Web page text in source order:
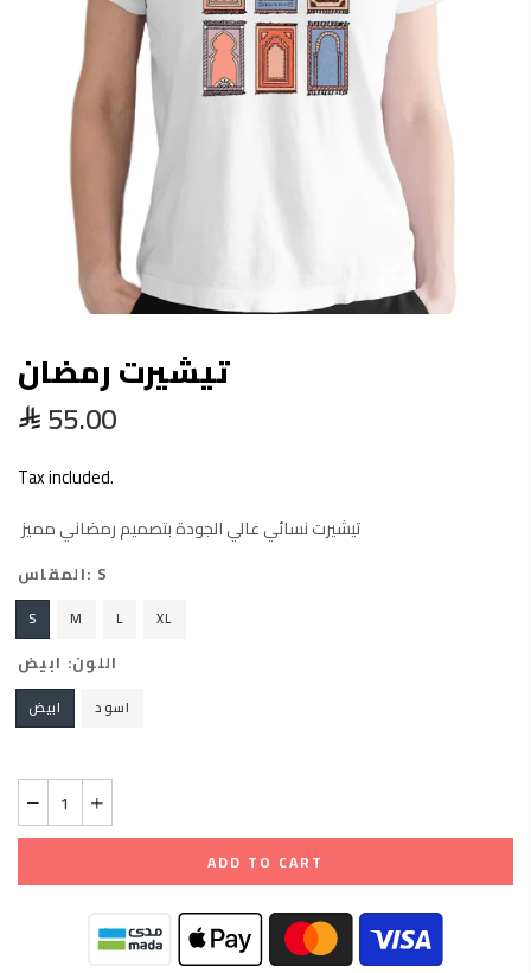
تيشيرت رمضان
55.00
Tax included.
تيشيرت نسائي عالي الجودة بتصميم رمضاني مميز
المقاس: S
S M L XL
اللون: ابيض
ابيض اسود
ADD TO CART